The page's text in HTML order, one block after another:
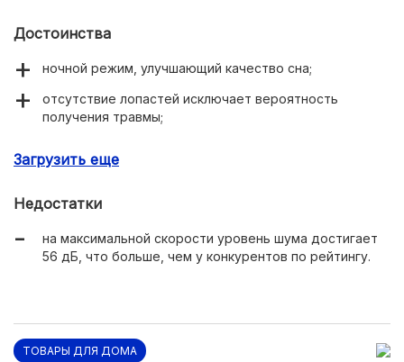
Достоинства
ночной режим, улучшающий качество сна;
отсутствие лопастей исключает вероятность
получения травмы;
Загрузить еще
Недостатки
на максимальной скорости уровень шума достигает
56 дБ, что больше, чем у конкурентов по рейтингу.
ТОВАРЫ ДЛЯ ДОМА